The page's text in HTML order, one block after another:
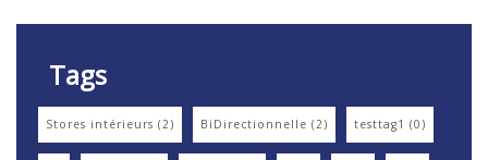
Tags
Stores intérieurs (2) BiDirectionnelle (2) testtag1 (0)